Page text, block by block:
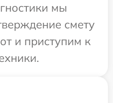
мы
смету
и приступим к